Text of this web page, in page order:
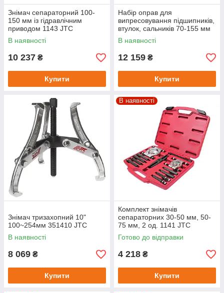
Знімач сепараторний 100-
150 мм із гідравлічним
приводом 1143 JTC
В наявності
10 237 ₴
Купити
Набір оправ для
випресовування підшипників,
втулок, сальників 70-155 мм
(крок 5 мм) 4855 JTC
В наявності
12 159 ₴
Купити
Знімач тризахопний 10"
100~254мм 351410 JTC
В наявності
8 069 ₴
Купити
В наявності
Комплект знімачів
сепараторних 30-50 мм, 50-
75 мм, 2 од. 1141 JTC
Готово до відправки
4 218 ₴
Купити